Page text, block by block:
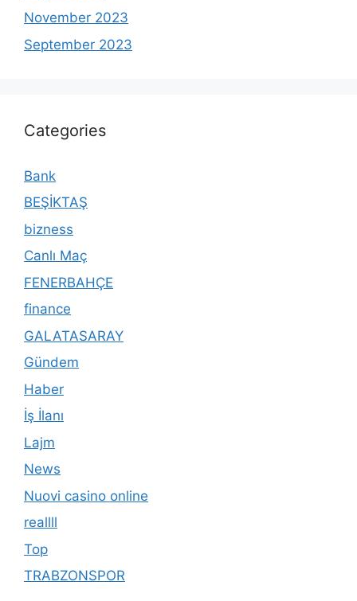
November 2023
September 2023
Categories
Bank
BEŞİKTAŞ
bizness
Canlı Maç
FENERBAHÇE
finance
GALATASARAY
Gündem
Haber
İş İlanı
Lajm
News
Nuovi casino online
reallll
Top
TRABZONSPOR